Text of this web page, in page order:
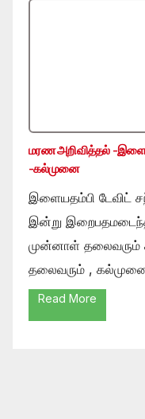
மரண அறிவித்தல் -
-கல்முனை
இளையதம்பி டேவிட்
இன்று
முன்னாள் தலைவரும்
தலைவரும் ,
Read More